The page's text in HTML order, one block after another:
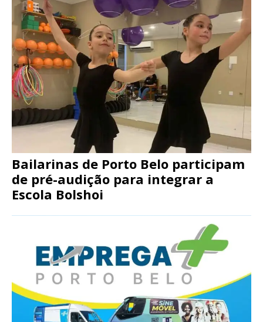
Bailarinas de Porto Belo participam
de pré-audição para integrar a
Escola Bolshoi